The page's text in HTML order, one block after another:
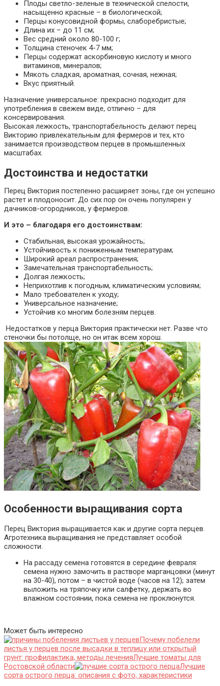
Плоды светло-зеленые в технической спелости,
насыщенно красные – в биологической;
Перцы конусовидной формы, слаборебристые;
Длина их – до 11 см;
Вес средний около 80-100 г;
Толщина стеночек 4-7 мм;
Перцы содержат аскорбиновую кислоту и много
витаминов, минералов;
Мякоть сладкая, ароматная, сочная, нежная;
Вкус приятный.
Назначение универсальное: прекрасно подходит для
употребления в свежем виде, отлично – для
консервирования.
Высокая лежкость, транспортабельность делают перец
Викторию привлекательным для фермеров и тех, кто
занимается производством перцев в промышленных
масштабах.
Достоинства и недостатки
Перец Виктория постепенно расширяет зоны, где он успешно
растет и плодоносит. До сих пор он очень популярен у
дачников-огородников, у фермеров.
И это – благодаря его достоинствам:
Стабильная, высокая урожайность;
Устойчивость к пониженным температурам;
Широкий ареал распространения;
Замечательная транспортабельность;
Долгая лежкость;
Неприхотлив к погодным, климатическим условиям;
Мало требователен к уходу;
Универсальное назначение;
Устойчив ко многим болезням перцев.
Недостатков у перца Виктория практически нет. Разве что
стеночки бы потолще, но он итак всем хорош.
Особенности выращивания сорта
Перец Виктория выращивается как и другие сорта перцев.
Агротехника выращивания не представляет особой
сложности.
На рассаду семена готовятся в середине февраля:
семена нужно замочить в растворе марганцовки (минут
на 30-40), потом – в чистой воде (часов на 12); затем
выложить на тряпочку или салфетку, держать во
влажном состоянии, пока семена не проклюнутся.
Может быть интересно
Почему побелели
листья у перцев после высадки в теплицу или открытый
грунт: профилактика, методы леченияЛучшие томаты для
Ростовской области
Лучшие
сорта острого перца: описания с фото, характеристики